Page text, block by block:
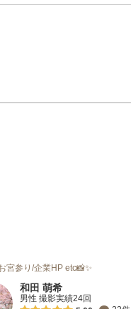
宮参り/企業HP etc📸✨
和田 萌希
男性 撮影実績24回